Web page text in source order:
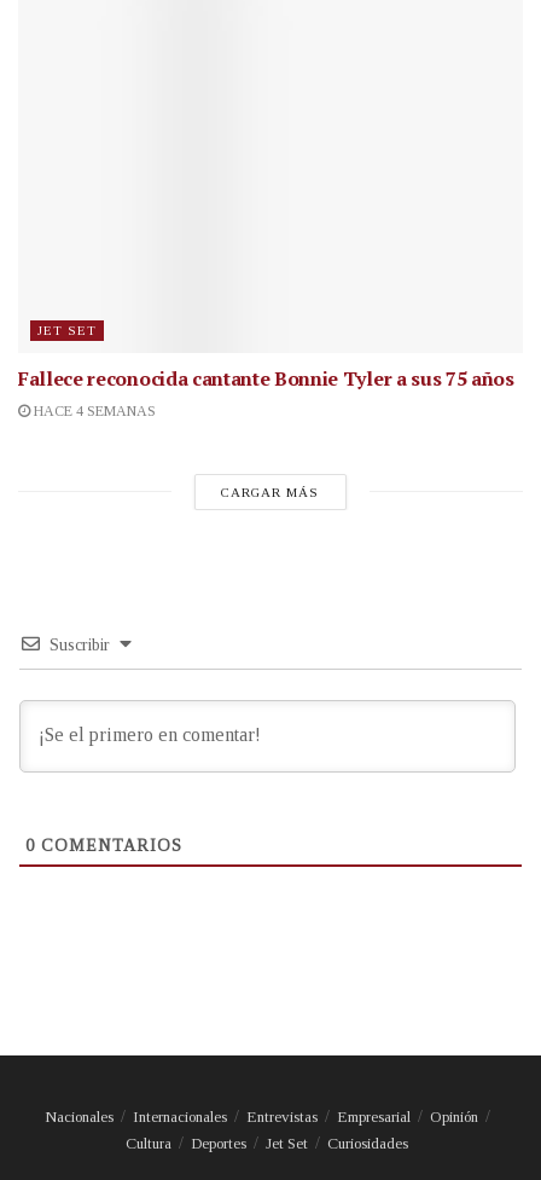
JET SET
Fallece reconocida cantanteBonnie Tyler a sus 75 años
HACE 4 SEMANAS
CARGAR MÁS
Suscribir
0 COMENTARIOS
Nacionales Internacionales Entrevistas Empresarial
Opinión
Cultura
Deportes Jet Set Curiosidades